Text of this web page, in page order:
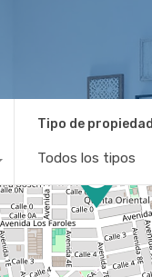
Tipo de propiedad
Todos los tipos